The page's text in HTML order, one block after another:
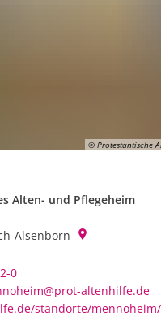
© Protestantische
Alten- und Pflegeheim
Alsenborn
0
altenhilfe.de
standorte/mennoheim/